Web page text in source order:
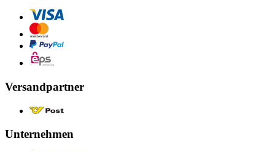
Versandpartner
Unternehmen